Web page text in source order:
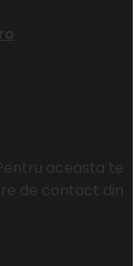
aceasta te
de contact din